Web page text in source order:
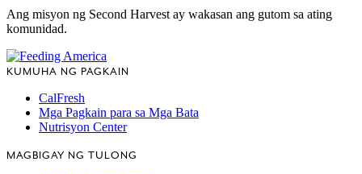
Ang misyon ng Second Harvest ay wakasan ang gutom sa ating
komunidad.
KUMUHA NG PAGKAIN
CalFresh
Mga Pagkain para sa Mga Bata
Nutrisyon Center
MAGBIGAY NG TULONG